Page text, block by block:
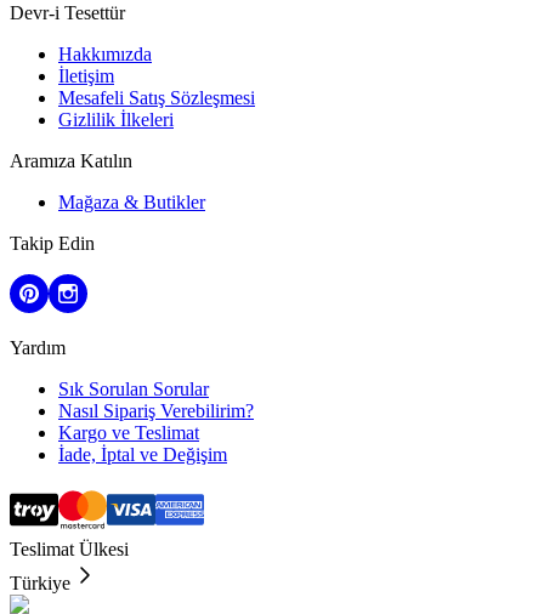
Devr-i Tesettür
Hakkımızda
İletişim
Mesafeli Satış Sözleşmesi
Gizlilik İlkeleri
Aramıza Katılın
Mağaza & Butikler
Takip Edin
Yardım
Sık Sorulan Sorular
Nasıl Sipariş Verebilirim?
Kargo ve Teslimat
İade, İptal ve Değişim
Teslimat Ülkesi
Türkiye